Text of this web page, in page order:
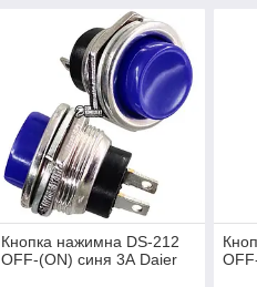
Кнопка нажимна DS-212
OFF-(ON) синя 3А Daier